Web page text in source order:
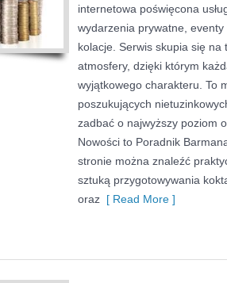
internetowa poświęcona
wydarzenia prywatne,
kolacje. Serwis skupia się na
atmosfery, dzięki którym
wyjątkowego charakteru. To
poszukujących
zadbać o najwyższy poziom
Nowości to Poradnik
stronie można znaleźć
sztuką przygotowywania
oraz [ Read More ]